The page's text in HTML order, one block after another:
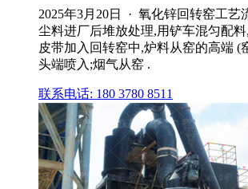
2025年3月20日 · 氧化锌回转窑工艺
尘料进厂后堆放处理,用铲车混匀配
皮带加入回转窑中,炉料从窑的高端 (
头端喷入;烟气从窑 .
联系电话: 180 3780 8511